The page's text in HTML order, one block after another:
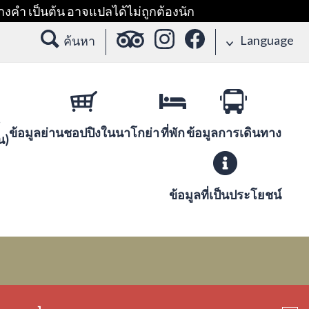
งคำ เป็นต้น อาจแปลได้ไม่ถูกต้องนัก
ค้นหา Language
)ข้อมูลย่านชอปปิงในนาโกย่าที่พักข้อมูลการเดินทาง
ข้อมูลที่เป็นประโยชน์